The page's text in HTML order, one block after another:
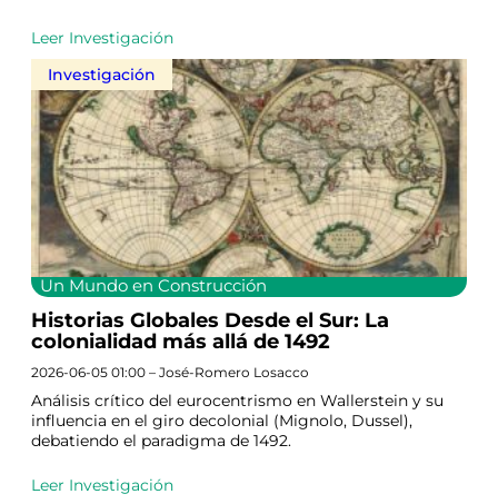
Leer Investigación
Investigación
Un Mundo en Construcción
Historias Globales Desde el Sur: La
colonialidad más allá de 1492
2026-06-05 01:00 – José-Romero Losacco
Análisis crítico del eurocentrismo en Wallerstein y su
influencia en el giro decolonial (Mignolo, Dussel),
debatiendo el paradigma de 1492.
Leer Investigación